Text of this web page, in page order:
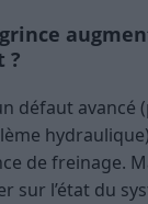
?
défaut avancé
de freinage.
sur l’état du